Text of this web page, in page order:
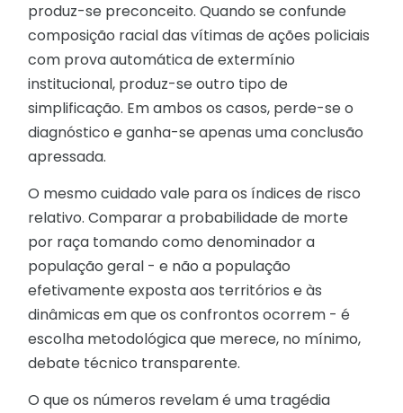
produz-se preconceito. Quando se confunde
composição racial das vítimas de ações policiais
com prova automática de extermínio
institucional, produz-se outro tipo de
simplificação. Em ambos os casos, perde-se o
diagnóstico e ganha-se apenas uma conclusão
apressada.
O mesmo cuidado vale para os índices de risco
relativo. Comparar a probabilidade de morte
por raça tomando como denominador a
população geral - e não a população
efetivamente exposta aos territórios e às
dinâmicas em que os confrontos ocorrem - é
escolha metodológica que merece, no mínimo,
debate técnico transparente.
O que os números revelam é uma tragédia